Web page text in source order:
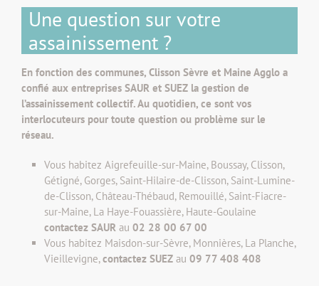
Une question sur votre
assainissement ?
En fonction des communes, Clisson Sèvre et Maine Agglo a
confié aux entreprises SAUR et SUEZ la gestion de
l’assainissement collectif. Au quotidien, ce sont vos
interlocuteurs pour toute question ou problème sur le
réseau.
Vous habitez Aigrefeuille-sur-Maine, Boussay, Clisson,
Gétigné, Gorges, Saint-Hilaire-de-Clisson, Saint-Lumine-
de-Clisson, Château-Thébaud, Remouillé, Saint-Fiacre-
sur-Maine, La Haye-Fouassière, Haute-Goulaine
contactez SAUR au 02 28 00 67 00
Vous habitez Maisdon-sur-Sèvre, Monnières, La Planche,
Vieillevigne,contactez SUEZ au 09 77 408 408